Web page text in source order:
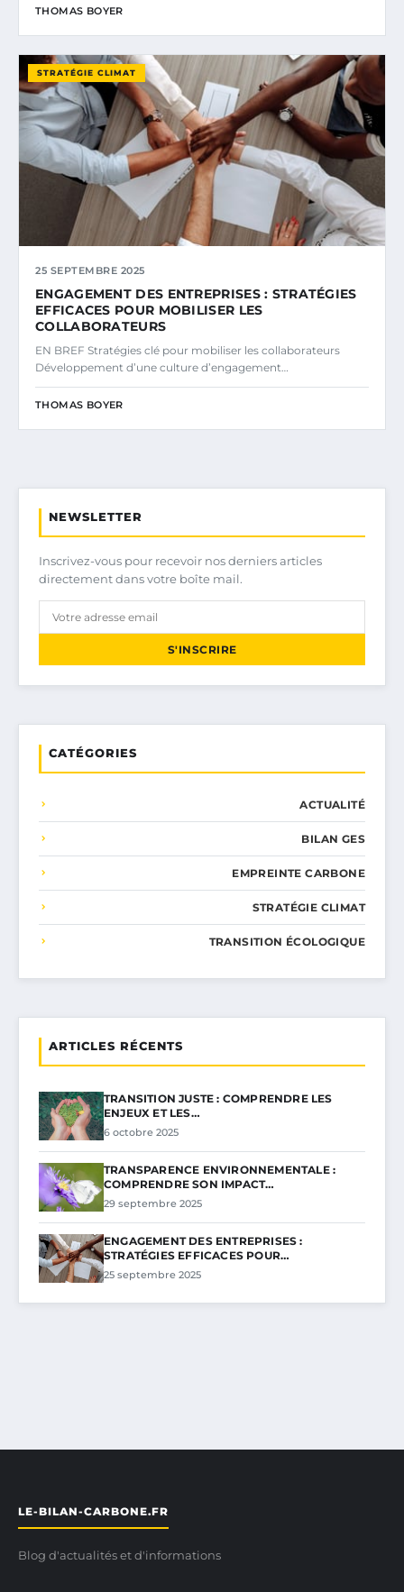
THOMAS BOYER
STRATÉGIE CLIMAT
25 SEPTEMBRE 2025
ENGAGEMENT DES ENTREPRISES : STRATÉGIES
EFFICACES POUR MOBILISER LES
COLLABORATEURS
EN BREF Stratégies clé pour mobiliser les collaborateurs
Développement d’une culture d’engagement…
THOMAS BOYER
NEWSLETTER
Inscrivez-vous pour recevoir nos derniers articles
directement dans votre boîte mail.
S'INSCRIRE
CATÉGORIES
ACTUALITÉ
BILAN GES
EMPREINTE CARBONE
STRATÉGIE CLIMAT
TRANSITION ÉCOLOGIQUE
ARTICLES RÉCENTS
TRANSITION JUSTE : COMPRENDRE LES
ENJEUX ET LES…
6 octobre 2025
TRANSPARENCE ENVIRONNEMENTALE :
COMPRENDRE SON IMPACT…
29 septembre 2025
ENGAGEMENT DES ENTREPRISES :
STRATÉGIES EFFICACES POUR…
25 septembre 2025
LE-BILAN-CARBONE.FR
Blog d'actualités et d'informations